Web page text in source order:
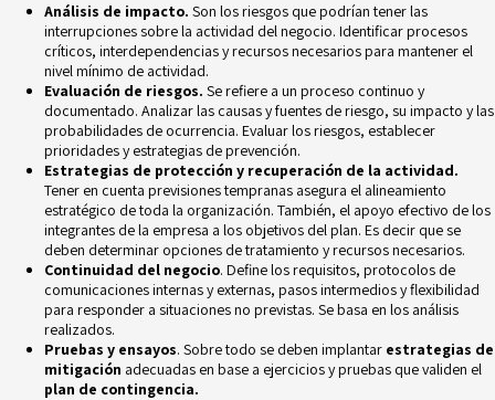
Análisis de impacto. Son los riesgos que podrían tener las
interrupciones sobre la actividad del negocio. Identificar procesos
críticos, interdependencias y recursos necesarios para mantener el
nivel mínimo de actividad.
Evaluación de riesgos. Se refiere a un proceso continuo y
documentado. Analizar las causas y fuentes de riesgo, su impacto y las
probabilidades de ocurrencia. Evaluar los riesgos, establecer
prioridades y estrategias de prevención.
Estrategias de protección y recuperación de la actividad.
Tener en cuenta previsiones tempranas asegura el alineamiento
estratégico de toda la organización. También, el apoyo efectivo de los
integrantes de la empresa a los objetivos del plan. Es decir que se
deben determinar opciones de tratamiento y recursos necesarios.
Continuidad del negocio. Define los requisitos, protocolos de
comunicaciones internas y externas, pasos intermedios y flexibilidad
para responder a situaciones no previstas. Se basa en los análisis
realizados.
Pruebas y ensayos. Sobre todo se deben implantar estrategias de
mitigación adecuadas en base a ejercicios y pruebas que validen el
plan de contingencia.